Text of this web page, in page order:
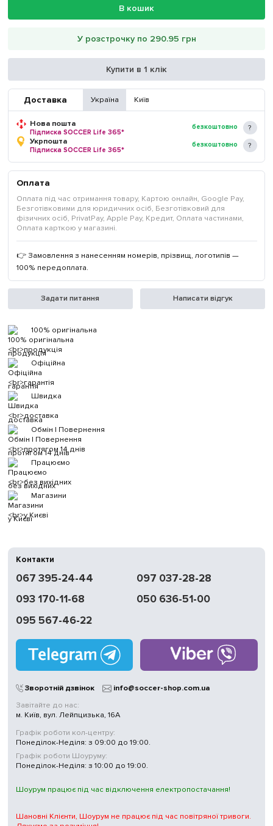
В кошик
У розстрочку по 290.95 грн
Купити в 1 клік
Доставка Україна Київ
Нова пошта
Підписка SOCCER Life 365*
безкоштовно
Укрпошта
Підписка SOCCER Life 365*
безкоштовно
Оплата
Оплата під час отримання товару, Картою онлайн, Google Pay,
Безготівковими для юридичних осіб, Безготівковий для
фізичних осіб, PrivatPay, Apple Pay, Кредит, Оплата частинами,
Оплата карткою у магазині.
👉 Замовлення з нанесенням номерів, прізвищ, логотипів —
100% передоплата.
Задати питання Написати відгук
100% оригінальна
продукція
Офіційна
гарантія
Швидка
доставка
Обмін | Повернення
протягом 14 днів
Працюємо
без вихідних
Магазини
у Києві
Контакти
067 395-24-44
097 037-28-28
093 170-11-68
050 636-51-00
095 567-46-22
Зворотній дзвінок
info@soccer-shop.com.ua
Завітайте до нас:
м. Київ, вул. Лейпцизька, 16А
Графік роботи кол-центру:
Понеділок-Неділя: з 09:00 до 19:00.
Графік роботи Шоуруму:
Понеділок-Неділя: з 10:00 до 19:00.
Шоурум працює під час відключення електропостачання!
Шановні Клієнти, Шоурум не працює під час повітряної тривоги.